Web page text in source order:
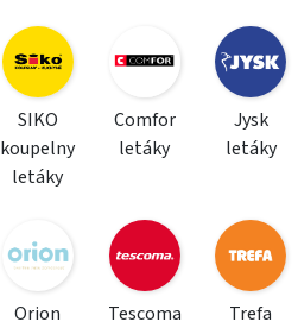
SIKO
koupelny
letáky
Comfor
letáky
Jysk
letáky
Orion
Tescoma
Trefa